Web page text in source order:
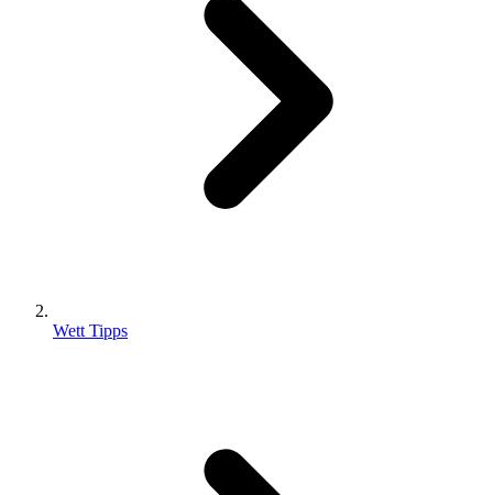
Wett Tipps